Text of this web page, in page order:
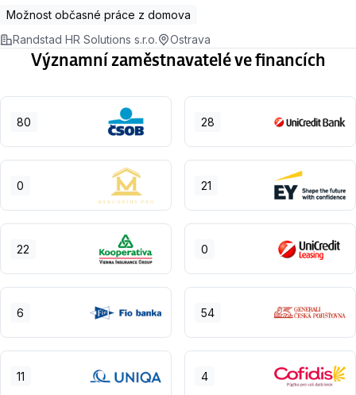
Možnost občasné práce z domova
Randstad HR Solutions s.r.o.
Ostrava
Významní zaměstnavatelé ve financích
80 28
0 21
22 0
6 54
11 4